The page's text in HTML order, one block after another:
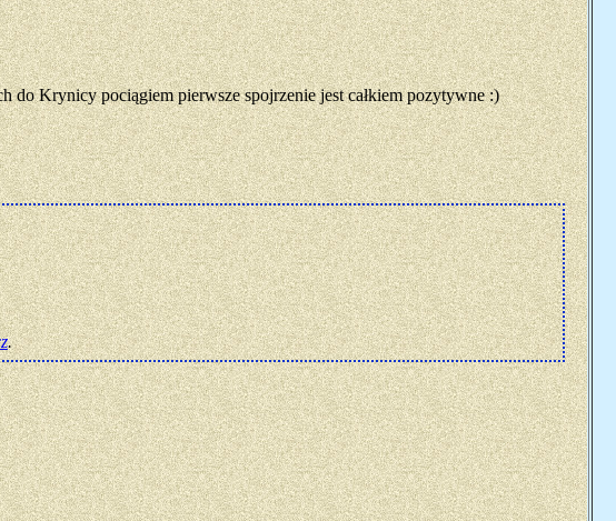
do Krynicy pociągiem pierwsze spojrzenie jest całkiem pozytywne :)
.